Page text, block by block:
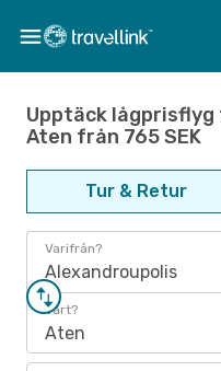
Upptäck
Aten från 765 SEK
Tur & Retur
Varifrån?
Alexandroupolis
Vart?
Aten